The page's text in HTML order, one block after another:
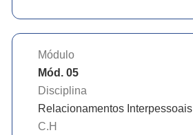
Módulo
Mód. 05
Disciplina
Relacionamentos Interpessoais
C.H